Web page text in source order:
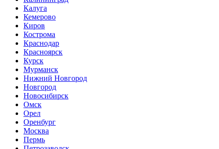
Калуга
Кемерово
Киров
Кострома
Краснодар
Красноярск
Курск
Мурманск
Нижний Новгород
Новгород
Новосибирск
Омск
Орел
Оренбург
Москва
Пермь